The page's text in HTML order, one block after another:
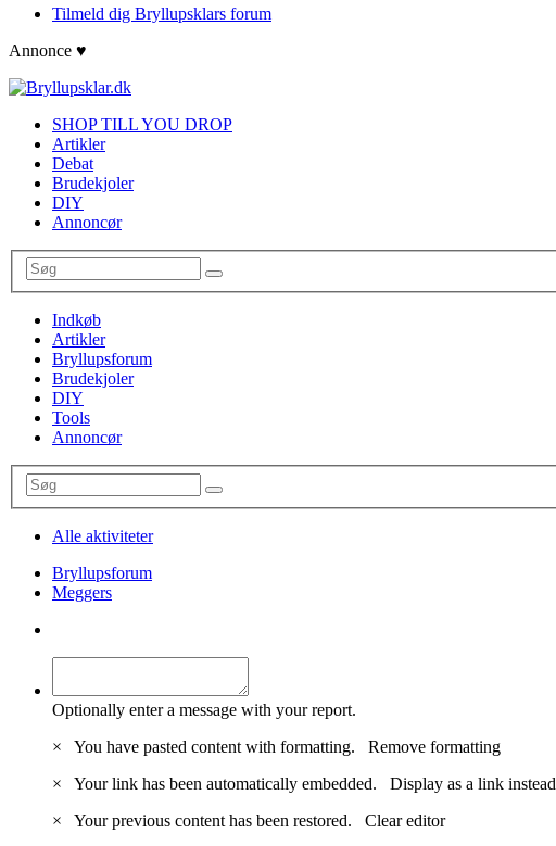
Tilmeld dig Bryllupsklars forum
Annonce ♥
SHOP TILL YOU DROP
Artikler
Debat
Brudekjoler
DIY
Annoncør
Indkøb
Artikler
Bryllupsforum
Brudekjoler
DIY
Tools
Annoncør
Alle aktiviteter
Bryllupsforum
Meggers
Optionally enter a message with your report.
×
You have pasted content with formatting. Remove formatting
×
Your link has been automatically embedded. Display as a link instead
×
Your previous content has been restored. Clear editor